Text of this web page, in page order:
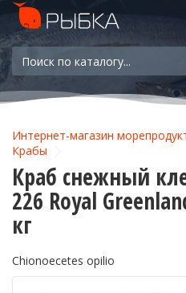
Интернет-магазин
Крабы
Краб снежный
226 Royal
кг
Chionoecetes opilio